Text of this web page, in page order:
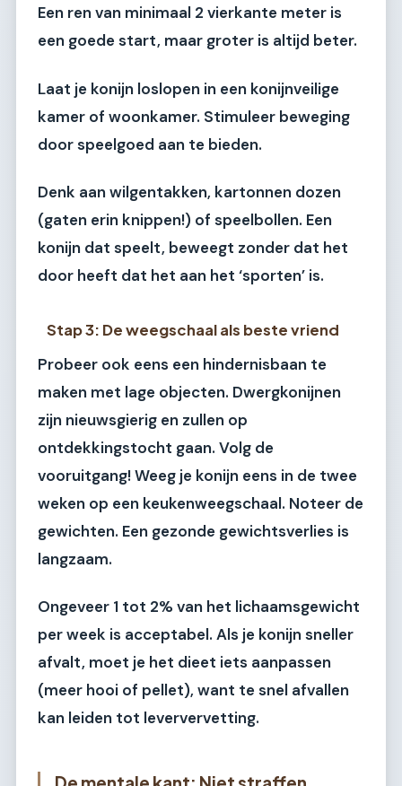
Een ren van minimaal 2 vierkante meter is
een goede start, maar groter is altijd beter.
Laat je konijn loslopen in een konijnveilige
kamer of woonkamer. Stimuleer beweging
door speelgoed aan te bieden.
Denk aan wilgentakken, kartonnen dozen
(gaten erin knippen!) of speelbollen. Een
konijn dat speelt, beweegt zonder dat het
door heeft dat het aan het ‘sporten’ is.
Stap 3: De weegschaal als beste vriend
Probeer ook eens een hindernisbaan te
maken met lage objecten. Dwergkonijnen
zijn nieuwsgierig en zullen op
ontdekkingstocht gaan. Volg de
vooruitgang! Weeg je konijn eens in de twee
weken op een keukenweegschaal. Noteer de
gewichten. Een gezonde gewichtsverlies is
langzaam.
Ongeveer 1 tot 2% van het lichaamsgewicht
per week is acceptabel. Als je konijn sneller
afvalt, moet je het dieet iets aanpassen
(meer hooi of pellet), want te snel afvallen
kan leiden tot leververvetting.